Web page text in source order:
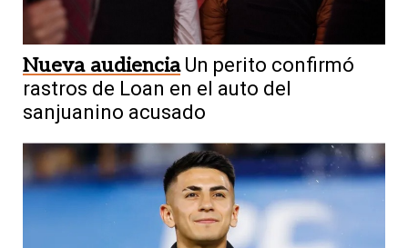
Nueva audiencia Un perito confirmó
rastros de Loan en el auto del
sanjuanino acusado